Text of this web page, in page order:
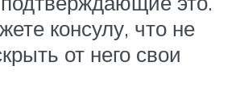
консулу, что не
от него свои